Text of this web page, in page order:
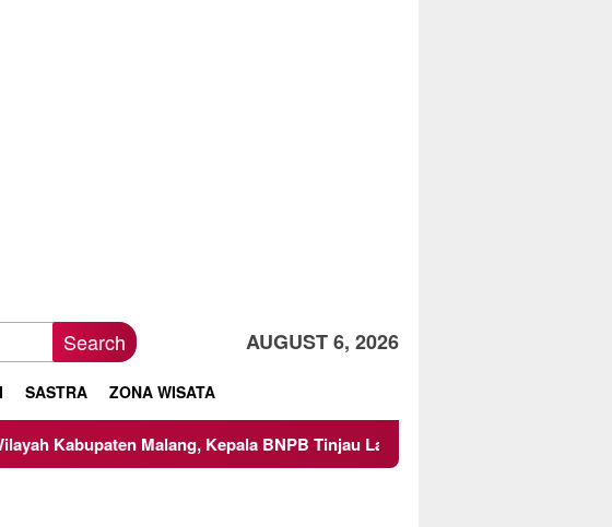
Search AUGUST 6, 2026
SASTRA ZONA WISATA
Malang, Kepala BNPB Tinjau Langsung Lokasi